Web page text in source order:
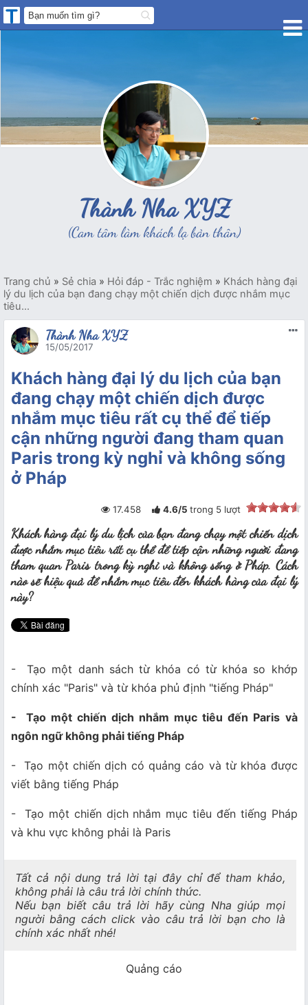
Thành Nha XYZ
(Cam tâm làm khách lạ bản thân)
Trang chủ » Sẻ chia » Hỏi đáp - Trắc nghiệm » Khách hàng đại
lý du lịch của bạn đang chạy một chiến dịch được nhắm mục
tiêu...
Thành Nha XYZ
15/05/2017
Khách hàng đại lý du lịch của bạn
đang chạy một chiến dịch được
nhắm mục tiêu rất cụ thể để tiếp
cận những người đang tham quan
Paris trong kỳ nghỉ và không sống
ở Pháp
17.458 4.6/5 trong 5lượt
Khách hàng đại lý du lịch của bạn đang chạy một chiến dịch
được nhắm mục tiêu rất cụ thể để tiếp cận những người đang
tham quan Paris trong kỳ nghỉ và không sống ở Pháp. Cách
nào sẽ hiệu quả để nhắm mục tiêu đến khách hàng của đại lý
này?
- Tạo một danh sách từ khóa có từ khóa so khớp
chính xác "Paris" và từ khóa phủ định "tiếng Pháp"
- Tạo một chiến dịch nhắm mục tiêu đến Paris và
ngôn ngữ không phải tiếng Pháp
- Tạo một chiến dịch có quảng cáo và từ khóa được
viết bằng tiếng Pháp
- Tạo một chiến dịch nhắm mục tiêu đến tiếng Pháp
và khu vực không phải là Paris
Tất cả nội dung trả lời tại đây chỉ để tham khảo,
không phải là câu trả lời chính thức.
Nếu bạn biết câu trả lời hãy cùng Nha giúp mọi
người bằng cách click vào câu trả lời bạn cho là
chính xác nhất nhé!
Quảng cáo